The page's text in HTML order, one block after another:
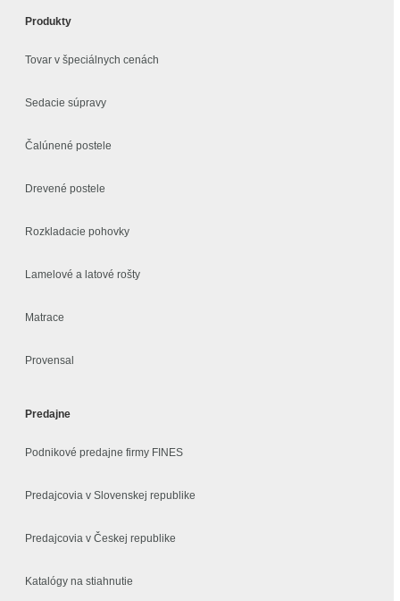
Produkty
Tovar v špeciálnych cenách
Sedacie súpravy
Čalúnené postele
Drevené postele
Rozkladacie pohovky
Lamelové a latové rošty
Matrace
Provensal
Predajne
Podnikové predajne firmy FINES
Predajcovia v Slovenskej republike
Predajcovia v Českej republike
Katalógy na stiahnutie